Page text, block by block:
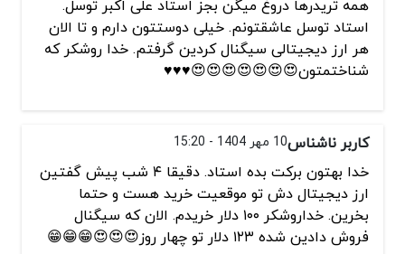
همه تریدرها دروغ میگن بجز استاد علی اکبر توسل.
استاد توسل عاشقتونم. خیلی دوستتون دارم و تا الان
هر ارز دیجیتالی سیگنال کردین گرفتم. خدا روشکر که
شناختمتون😍😍😍😍😍😍😍♥️♥️♥️
کاربر ناشناس10 مهر 1404 - 15:20
خدا بهتون برکت بده استاد. دقیقا ۴ شب پیش گفتین
ارز دیجیتال دش تو موقعیت خرید هست و حتما
بخرین. خداروشکر ۱۰۰ دلار خریدم. الان که سیگنال
فروش دادین شده ۱۲۳ دلار تو چهار روز😍😍😍😁😁😁